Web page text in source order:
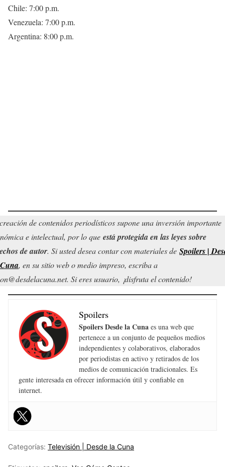
Chile: 7:00 p.m.
Venezuela: 7:00 p.m.
Argentina: 8:00 p.m.
de contenidos periodísticos supone una inversión importante
e intelectual, por lo que está protegida en las leyes sobre
de autor. Si usted desea contar con materiales de Spoilers |
, en su sitio web o medio impreso, escriba a
Si eres usuario, ¡disfruta el contenido!
Spoilers
Spoilers Desde la Cuna es una web que
pertenece a un conjunto de pequeños medios
independientes y colaborativos, elaborados
por periodistas en activo y retirados de los
medios de comunicación tradicionales. Es
gente interesada en ofrecer información útil y confiable en
internet.
Categorías: Televisión | Desde la Cuna